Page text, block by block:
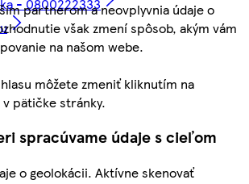
partnerom a neovplyvnia údaje o
však zmení spôsob, akým vám
na našom webe.
môžete zmeniť kliknutím na
pätičke stránky.
spracúvame údaje s cieľom
o geolokácii. Aktívne skenovať
- 0800222333